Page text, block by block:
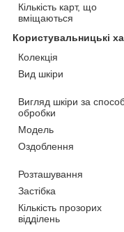
Кількість карт, що
вміщаються
Користувальницькі
Колекція
Вид шкіри
Вигляд шкіри за
обробки
Модель
Оздоблення
Розташування
Застібка
Кількість прозорих
відділень